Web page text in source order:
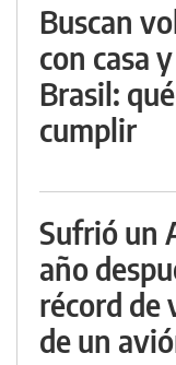
Buscan
con casa
Brasil:
cumplir
Sufrió un
año
récord de
de un